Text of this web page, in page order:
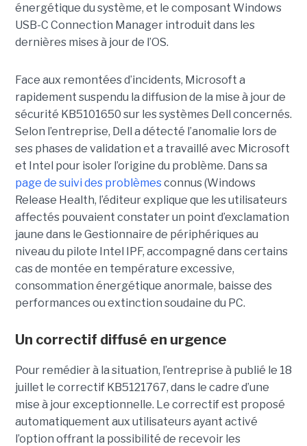
énergétique du système, et le composant Windows
USB-C Connection Manager introduit dans les
dernières mises à jour de l’OS.
Face aux remontées d’incidents, Microsoft a
rapidement suspendu la diffusion de la mise à jour de
sécurité KB5101650 sur les systèmes Dell concernés.
Selon l’entreprise, Dell a détecté l’anomalie lors de
ses phases de validation et a travaillé avec Microsoft
et Intel pour isoler l’origine du problème. Dans sa
page de suivi des problèmesconnus (Windows
Release Health, l’éditeur explique que les utilisateurs
affectés pouvaient constater un point d’exclamation
jaune dans le Gestionnaire de périphériques au
niveau du pilote Intel IPF, accompagné dans certains
cas de montée en température excessive,
consommation énergétique anormale, baisse des
performances ou extinction soudaine du PC.
Un correctif diffusé en urgence
Pour remédier à la situation, l’entreprise à publié le 18
juillet le correctif KB5121767, dans le cadre d’une
mise à jour exceptionnelle. Le correctif est proposé
automatiquement aux utilisateurs ayant activé
l’option offrant la possibilité de recevoir les